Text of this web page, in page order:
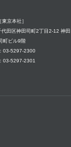
［東京本社］
田区神田司町2丁目2-12 神田
町ビル9階
03-5297-2300
03-5297-2301